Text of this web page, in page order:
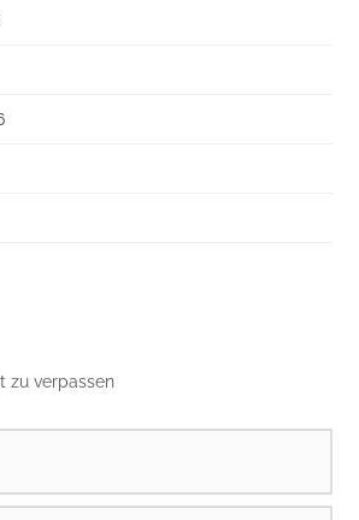
zu verpassen